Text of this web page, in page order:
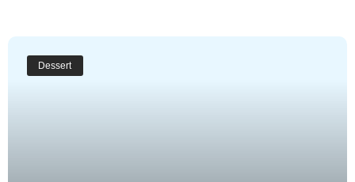
Dessert